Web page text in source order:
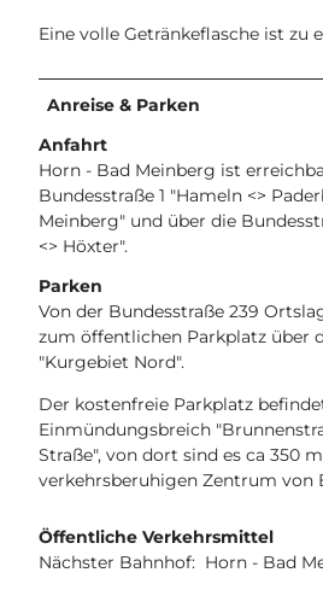
Eine volle Getränkeflasche ist zu
Anreise & Parken
Anfahrt
Horn - Bad Meinberg ist
Bundesstraße 1 "Hameln <>
Meinberg" und über die
<> Höxter".
Parken
Von der Bundesstraße 239
zum öffentlichen Parkplatz über
"Kurgebiet Nord".
Der kostenfreie Parkplatz
Einmündungsbreich
Straße", von dort sind es ca 350
verkehrsberuhigen Zentrum von
Öffentliche Verkehrsmittel
Nächster Bahnhof: Horn - Bad